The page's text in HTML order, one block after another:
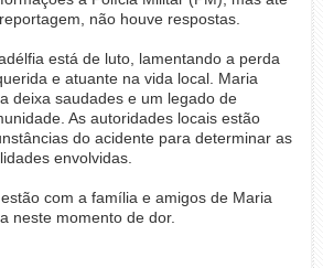
não houve respostas.
está de luto, lamentando a perda
e atuante na vida local. Maria
deixa saudades e um legado de
As autoridades locais estão
do acidente para determinar as
envolvidas.
com a família e amigos de Maria
neste momento de dor.